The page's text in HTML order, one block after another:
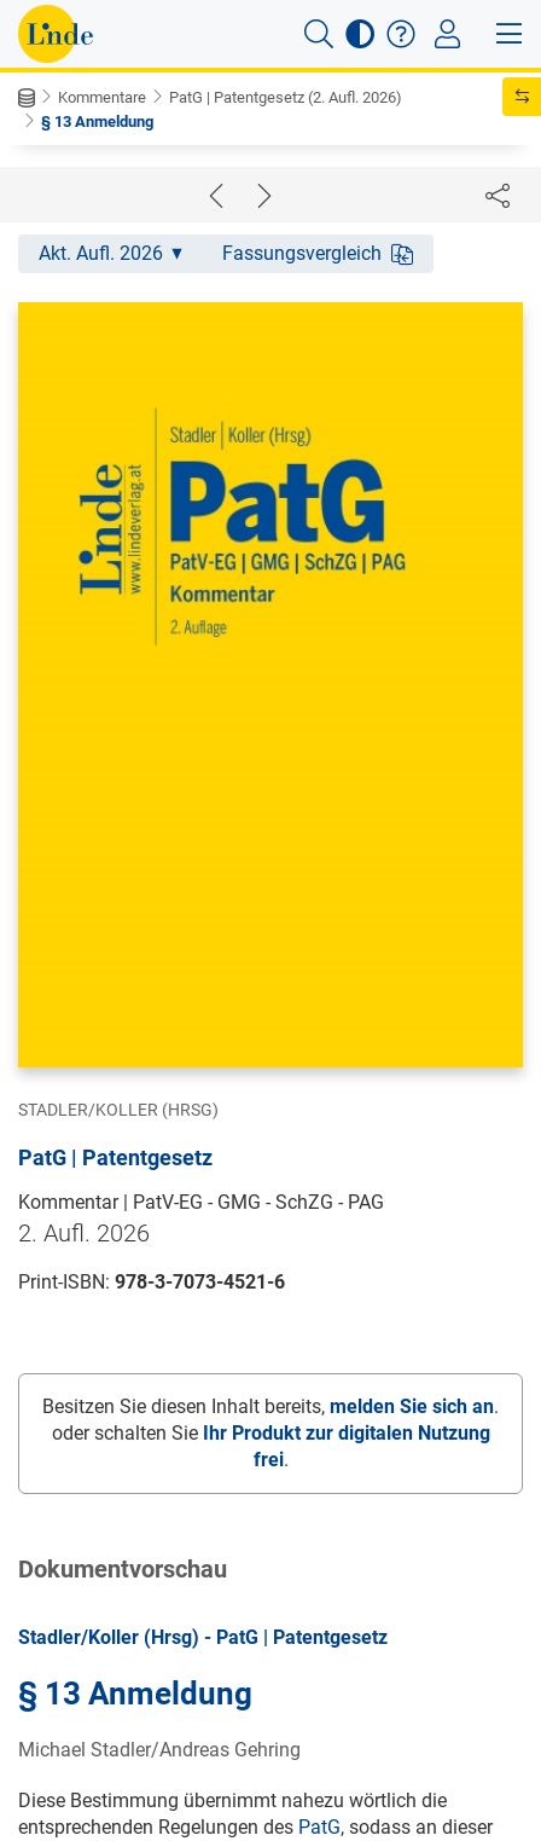
Kommentare
PatG | Patentgesetz (2. Aufl. 2026)
§ 13 Anmeldung
Akt. Aufl. 2026 Fassungsvergleich
STADLER/KOLLER (HRSG)
PatG | Patentgesetz
Kommentar | PatV-EG - GMG - SchZG - PAG
2. Aufl. 2026
Print-ISBN: 978-3-7073-4521-6
Besitzen Sie diesen Inhalt bereits, melden Sie sich an.
oder schalten Sie
Ihr Produkt zur digitalen Nutzung
frei.
Dokumentvorschau
Stadler/Koller (Hrsg) - PatG | Patentgesetz
§ 13 Anmeldung
Michael Stadler/Andreas Gehring
Diese Bestimmung übernimmt nahezu wörtlich die
entsprechenden Regelungen des PatG, sodass an dieser